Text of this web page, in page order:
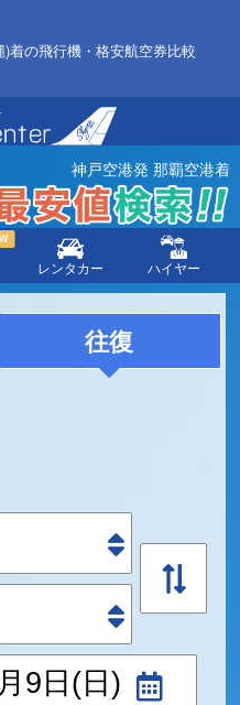
の飛行機・格安航空券比較
神戸空港発 那覇空港着
レンタカー ハイヤー
往復